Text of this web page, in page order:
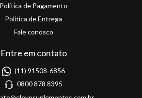
Política de Pagamento
Política de Entrega
Fale conosco
Entre em contato
(11) 91508-6856
0800 878 8395